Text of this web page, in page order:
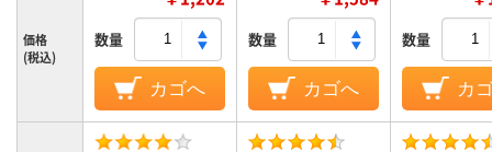
価格
(税込)
数量
カゴへ
数量
カゴへ
数量
カ